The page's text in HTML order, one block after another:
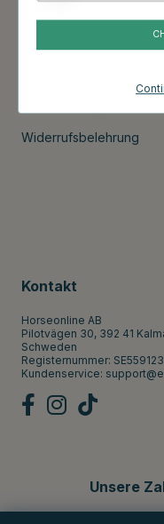
Kundenservice
Widerrufsbelehrung
Kontakt
Horseonline AB
Pilotvägen 30, 392 41
Schweden
Registernummer:
Kundenservice:
Unsere